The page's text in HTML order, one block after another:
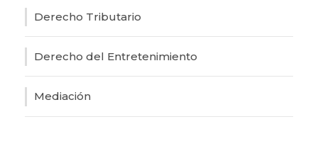
Derecho Tributario
Derecho del Entretenimiento
Mediación